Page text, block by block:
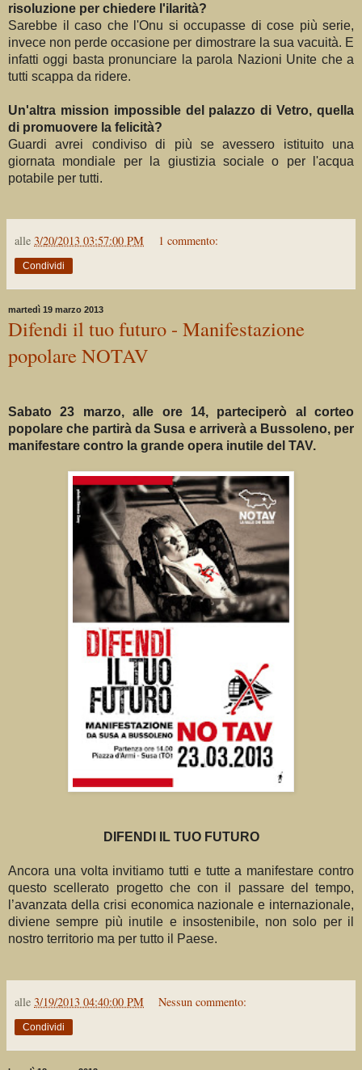
risoluzione per chiedere l'ilarità?
Sarebbe il caso che l'Onu si occupasse di cose più serie,
invece non perde occasione per dimostrare la sua vacuità. E
infatti oggi basta pronunciare la parola Nazioni Unite che a
tutti scappa da ridere.
Un'altra mission impossible del palazzo di Vetro, quella
di promuovere la felicità?
Guardi avrei condiviso di più se avessero istituito una
giornata mondiale per la giustizia sociale o per l'acqua
potabile per tutti.
alle 3/20/2013 03:57:00 PM 1 commento:
Condividi
martedì 19 marzo 2013
Difendi il tuo futuro - Manifestazione
popolare NOTAV
Sabato 23 marzo, alle ore 14, parteciperò al corteo
popolareche partirà da Susa e arriverà a Bussoleno, per
manifestare contro la grande opera inutile del TAV.
DIFENDI IL TUO FUTURO
Ancora una volta invitiamo tutti e tutte a manifestare contro
questo scellerato progetto che con il passare del tempo,
l’avanzata della crisi economica nazionale e internazionale,
diviene sempre più inutile e insostenibile, non solo per il
nostro territorio ma per tutto il Paese.
alle 3/19/2013 04:40:00 PM Nessun commento:
Condividi